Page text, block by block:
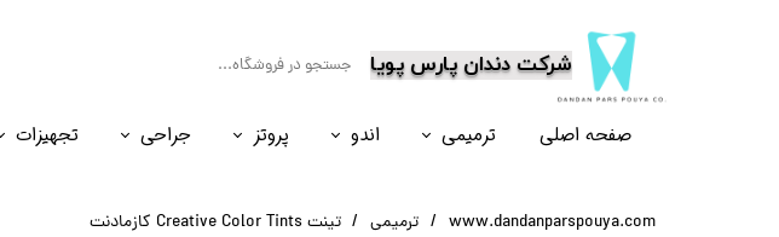
​شرکت دندان پارس پویا
صفحه اصلی ترمیمی اندو پروتز جراحی تجهیزات
www.dandanparspouya.com ترمیمی تینت Creative Color Tints کازمادنت